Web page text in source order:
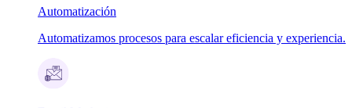
Automatización
Automatizamos procesos para escalar eficiencia y experiencia.